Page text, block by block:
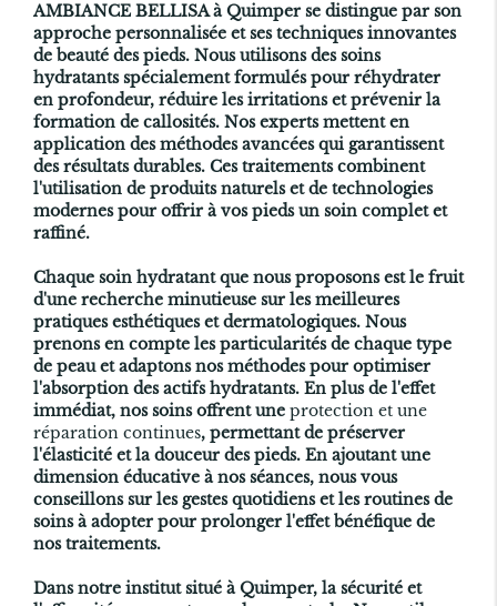
AMBIANCE BELLISA à Quimper se distingue par son
approche personnalisée et ses techniques innovantes
de beauté des pieds. Nous utilisons des soins
hydratants spécialement formulés pour réhydrater
en profondeur, réduire les irritations et prévenir la
formation de callosités. Nos experts mettent en
application des méthodes avancées qui garantissent
des résultats durables. Ces traitements combinent
l'utilisation de produits naturels et de technologies
modernes pour offrir à vos pieds un soin complet et
raffiné.
Chaque soin hydratant que nous proposons est le fruit
d'une recherche minutieuse sur les meilleures
pratiques esthétiques et dermatologiques. Nous
prenons en compte les particularités de chaque type
de peau et adaptons nos méthodes pour optimiser
l'absorption des actifs hydratants. En plus de l'effet
immédiat, nos soins offrent une protection et une
réparation continues, permettant de préserver
l'élasticité et la douceur des pieds. En ajoutant une
dimension éducative à nos séances, nous vous
conseillons sur les gestes quotidiens et les routines de
soins à adopter pour prolonger l'effet bénéfique de
nos traitements.
Dans notre institut situé à Quimper, la sécurité et